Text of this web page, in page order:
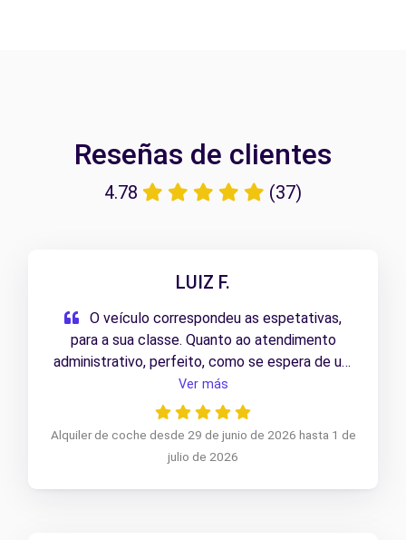
Reseñas de clientes
4.78 (37)
LUIZ F.
O veículo correspondeu as espetativas,
para a sua classe. Quanto ao atendimento
administrativo, perfeito, como se espera de um
serviço desta natureza.
Ver más
Alquiler de coche desde 29 de junio de 2026 hasta 1 de
julio de 2026